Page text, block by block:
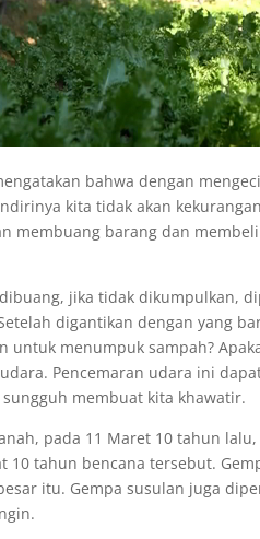
bahwa dengan
kita tidak akan
membuang barang dan
jika tidak dikumpulkan,
digantikan dengan yang
untuk menumpuk sampah?
Pencemaran udara ini
membuat kita khawatir.
pada 11 Maret 10 tahun
10 tahun bencana tersebut.
itu. Gempa susulan juga